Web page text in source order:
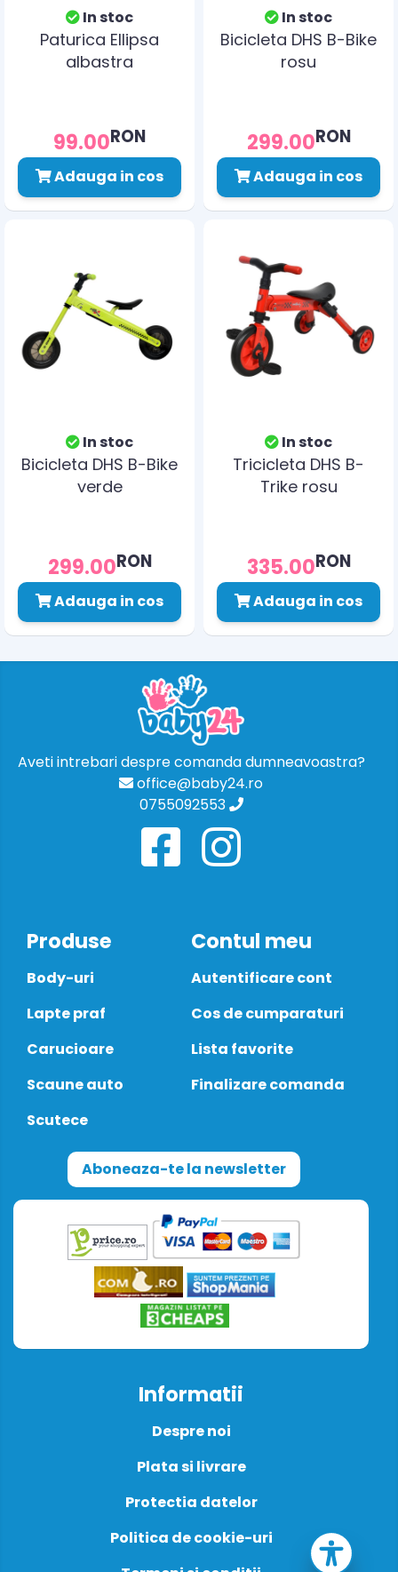
In stoc
Paturica Ellipsa
albastra
99.00RON
Adauga in cos
In stoc
Bicicleta DHS B-Bike
rosu
299.00RON
Adauga in cos
In stoc
Bicicleta DHS B-Bike
verde
299.00RON
Adauga in cos
In stoc
Tricicleta DHS B-
Trike rosu
335.00RON
Adauga in cos
Aveti intrebari despre comanda dumneavoastra?
office@baby24.ro
0755092553
Produse
Body-uri
Lapte praf
Carucioare
Scaune auto
Scutece
Contul meu
Autentificare cont
Cos de cumparaturi
Lista favorite
Finalizare comanda
Aboneaza-te la newsletter
Informatii
Despre noi
Plata si livrare
Protectia datelor
Politica de cookie-uri